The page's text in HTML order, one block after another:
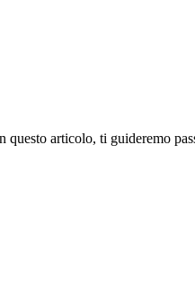
articolo, ti guideremo